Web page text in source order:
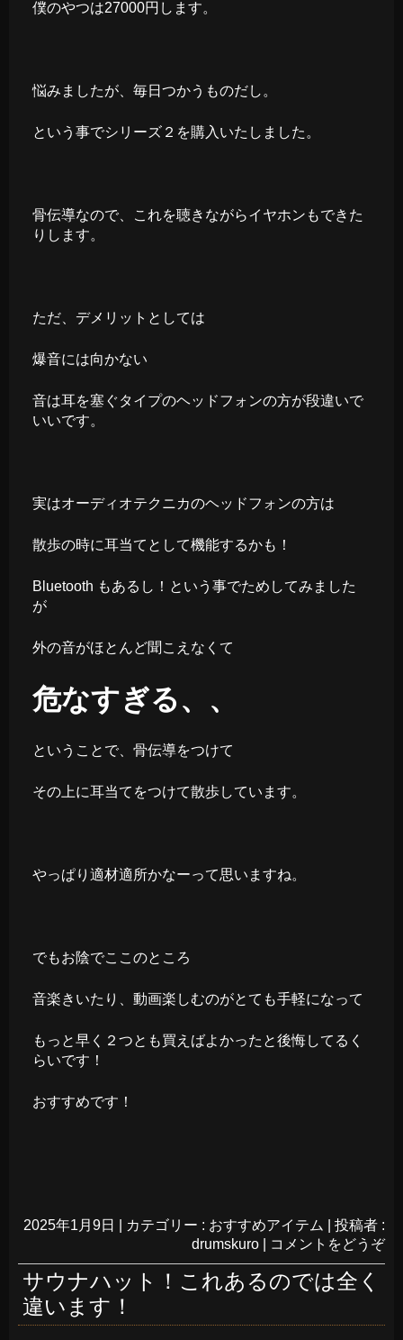
僕のやつは27000円します。
悩みましたが、毎日つかうものだし。
という事でシリーズ２を購入いたしました。
骨伝導なので、これを聴きながらイヤホンもできた
りします。
ただ、デメリットとしては
爆音には向かない
音は耳を塞ぐタイプのヘッドフォンの方が段違いで
いいです。
実はオーディオテクニカのヘッドフォンの方は
散歩の時に耳当てとして機能するかも！
Bluetooth もあるし！という事でためしてみました
が
外の音がほとんど聞こえなくて
危なすぎる、、
ということで、骨伝導をつけて
その上に耳当てをつけて散歩しています。
やっぱり適材適所かなーって思いますね。
でもお陰でここのところ
音楽きいたり、動画楽しむのがとても手軽になって
もっと早く２つとも買えばよかったと後悔してるく
らいです！
おすすめです！
2025年1月9日 カテゴリー : おすすめアイテム
投稿者 :
drumskuro
コメントをどうぞ
サウナハット！これあるのでは全く
違います！